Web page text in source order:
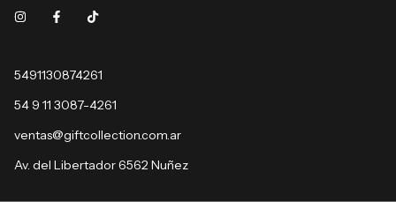
5491130874261
54 9 11 3087-4261
ventas@giftcollection.com.ar
Av. del Libertador 6562 Nuñez